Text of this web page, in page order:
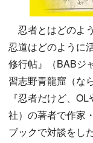
忍者とはどのよ
忍道はどのように
修行帖』（BABジ
習志野青龍窟（な
『忍者だけど、
社）の著者で作家
ブックで対談をした